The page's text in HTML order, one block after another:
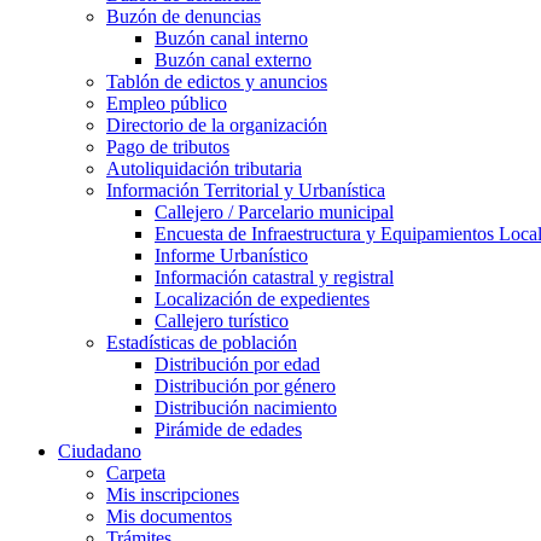
Buzón de denuncias
Buzón canal interno
Buzón canal externo
Tablón de edictos y anuncios
Empleo público
Directorio de la organización
Pago de tributos
Autoliquidación tributaria
Información Territorial y Urbanística
Callejero / Parcelario municipal
Encuesta de Infraestructura y Equipamientos
Informe Urbanístico
Información catastral y registral
Localización de expedientes
Callejero turístico
Estadísticas de población
Distribución por edad
Distribución por género
Distribución nacimiento
Pirámide de edades
Ciudadano
Carpeta
Mis inscripciones
Mis documentos